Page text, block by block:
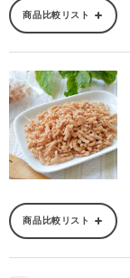
商品比較リスト
商品比較リスト